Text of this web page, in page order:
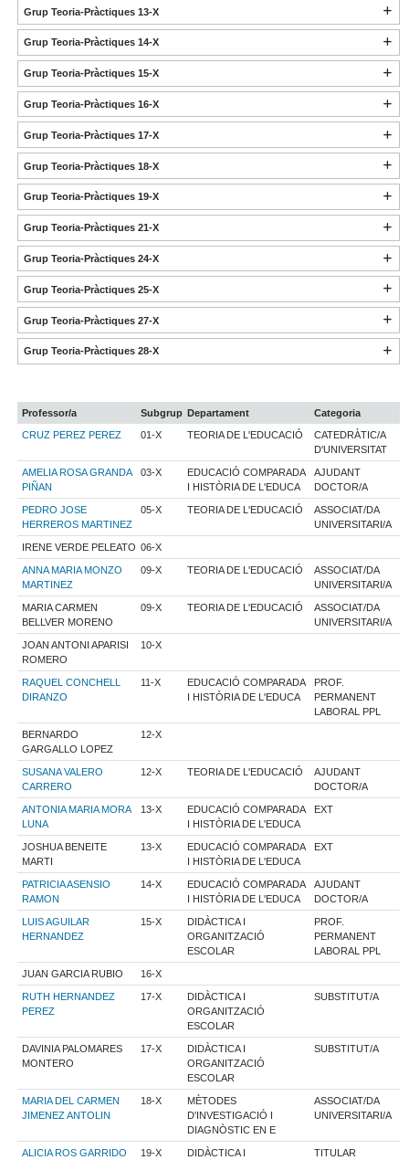
Grup Teoria-Pràctiques 13-X
Grup Teoria-Pràctiques 14-X
Grup Teoria-Pràctiques 15-X
Grup Teoria-Pràctiques 16-X
Grup Teoria-Pràctiques 17-X
Grup Teoria-Pràctiques 18-X
Grup Teoria-Pràctiques 19-X
Grup Teoria-Pràctiques 21-X
Grup Teoria-Pràctiques 24-X
Grup Teoria-Pràctiques 25-X
Grup Teoria-Pràctiques 27-X
Grup Teoria-Pràctiques 28-X
Professor/a Subgrup Departament
Categoria
CRUZ PEREZ PEREZ
01-X TEORIA DE L'EDUCACIÓ
CATEDRÀTIC/A
D'UNIVERSITAT
AMELIA ROSA GRANDA
PIÑAN
03-X
EDUCACIÓ COMPARADA
I HISTÒRIA DE L'EDUCA
AJUDANT
DOCTOR/A
PEDRO JOSE
HERREROS MARTINEZ
05-X TEORIA DE L'EDUCACIÓ
ASSOCIAT/DA
UNIVERSITARI/A
IRENE VERDE PELEATO 06-X
ANNA MARIA MONZO
MARTINEZ
09-X TEORIA DE L'EDUCACIÓ
ASSOCIAT/DA
UNIVERSITARI/A
MARIA CARMEN
BELLVER MORENO
09-X TEORIA DE L'EDUCACIÓ
ASSOCIAT/DA
UNIVERSITARI/A
JOAN ANTONI APARISI
ROMERO
10-X
RAQUEL CONCHELL
DIRANZO
11-X
EDUCACIÓ COMPARADA
I HISTÒRIA DE L'EDUCA
PROF.
PERMANENT
LABORAL PPL
BERNARDO
GARGALLO LOPEZ
12-X
SUSANA VALERO
CARRERO
12-X TEORIA DE L'EDUCACIÓ
AJUDANT
DOCTOR/A
ANTONIA MARIA MORA
LUNA
13-X
EDUCACIÓ COMPARADA
I HISTÒRIA DE L'EDUCA
EXT
JOSHUA BENEITE
MARTI
13-X
EDUCACIÓ COMPARADA
I HISTÒRIA DE L'EDUCA
EXT
PATRICIA ASENSIO
RAMON
14-X
EDUCACIÓ COMPARADA
I HISTÒRIA DE L'EDUCA
AJUDANT
DOCTOR/A
LUIS AGUILAR
HERNANDEZ
15-X
DIDÀCTICA I
ORGANITZACIÓ
ESCOLAR
PROF.
PERMANENT
LABORAL PPL
JUAN GARCIA RUBIO 16-X
RUTH HERNANDEZ
PEREZ
17-X
DIDÀCTICA I
ORGANITZACIÓ
ESCOLAR
SUBSTITUT/A
DAVINIA PALOMARES
MONTERO
17-X
DIDÀCTICA I
ORGANITZACIÓ
ESCOLAR
SUBSTITUT/A
MARIA DEL CARMEN
JIMENEZ ANTOLIN
18-X
MÈTODES
D'INVESTIGACIÓ I
DIAGNÒSTIC EN E
ASSOCIAT/DA
UNIVERSITARI/A
ALICIA ROS GARRIDO 19-X
DIDÀCTICA I
TITULAR